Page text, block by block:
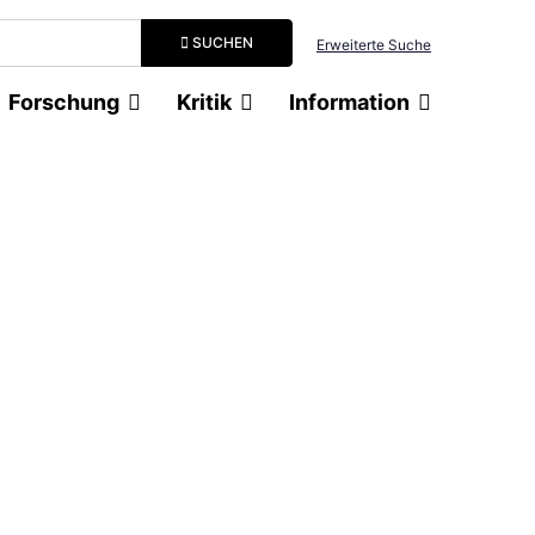
SUCHEN Erweiterte Suche
Forschung Kritik Information